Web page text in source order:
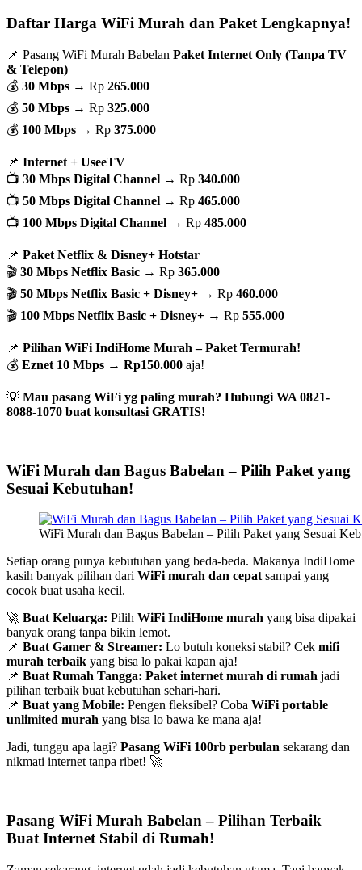
Daftar Harga WiFi Murah dan Paket Lengkapnya!
📌 Pasang WiFi Murah Babelan Paket Internet Only (Tanpa TV
& Telepon)
💰 30 Mbps → Rp 265.000
💰 50 Mbps → Rp 325.000
💰 100 Mbps → Rp 375.000
📌 Internet + UseeTV
📺 30 Mbps Digital Channel → Rp 340.000
📺 50 Mbps Digital Channel → Rp 465.000
📺 100 Mbps Digital Channel → Rp 485.000
📌 Paket Netflix & Disney+ Hotstar
🎬 30 Mbps Netflix Basic → Rp 365.000
🎬 50 Mbps Netflix Basic + Disney+ → Rp 460.000
🎬 100 Mbps Netflix Basic + Disney+ → Rp 555.000
📌 Pilihan WiFi IndiHome Murah – Paket Termurah!
💰 Eznet 10 Mbps → Rp150.000 aja!
💡 Mau pasang WiFi yg paling murah? Hubungi WA 0821-
8088-1070 buat konsultasi GRATIS!
WiFi Murah dan Bagus Babelan – Pilih Paket yang
Sesuai Kebutuhan!
WiFi Murah dan Bagus Babelan – Pilih Paket yang Sesuai
Setiap orang punya kebutuhan yang beda-beda. Makanya IndiHome
kasih banyak pilihan dari WiFi murah dan cepatsampai yang
cocok buat usaha kecil.
🚀 Buat Keluarga: Pilih WiFi IndiHome murah yang bisa dipakai
banyak orang tanpa bikin lemot.
📌 Buat Gamer & Streamer: Lo butuh koneksi stabil? Cek mifi
murah terbaik yang bisa lo pakai kapan aja!
📌 Buat Rumah Tangga: Paket internet murah di rumah jadi
pilihan terbaik buat kebutuhan sehari-hari.
📌 Buat yang Mobile: Pengen fleksibel? Coba WiFi portable
unlimited murah yang bisa lo bawa ke mana aja!
Jadi, tunggu apa lagi? Pasang WiFi 100rb perbulan sekarang dan
nikmati internet tanpa ribet! 🚀
Pasang WiFi Murah Babelan – Pilihan Terbaik
Buat Internet Stabil di Rumah!